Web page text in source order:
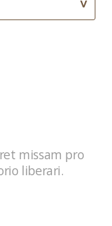
missam pro
liberari.